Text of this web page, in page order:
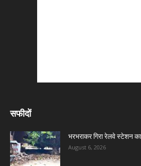
सफीदों
भरभराकर गिरा रेलवे स्टेशन
August 6, 2026